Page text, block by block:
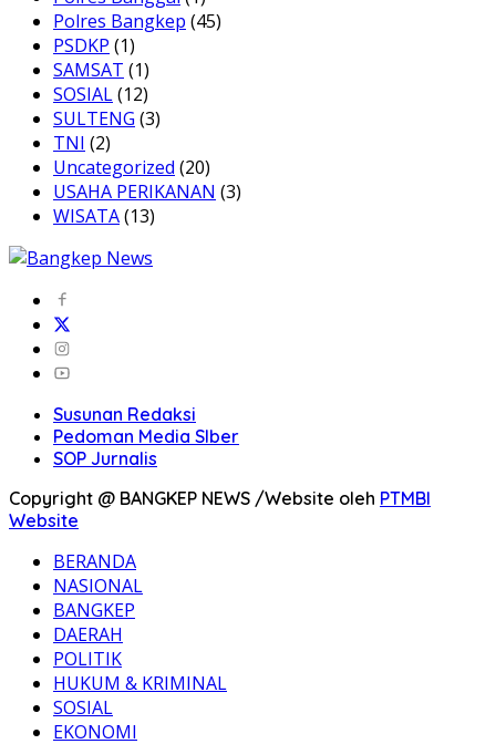
Polres Bangkep (45)
PSDKP (1)
SAMSAT (1)
SOSIAL(12)
SULTENG (3)
TNI (2)
Uncategorized (20)
USAHA PERIKANAN (3)
WISATA(13)
Susunan Redaksi
Pedoman Media SIber
SOP Jurnalis
Copyright @ BANGKEP NEWS /Website oleh PTMBI
Website
BERANDA
NASIONAL
BANGKEP
DAERAH
POLITIK
HUKUM & KRIMINAL
SOSIAL
EKONOMI